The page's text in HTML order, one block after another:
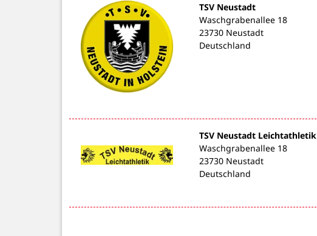
TSV Neustadt
Waschgrabenallee 18
23730 Neustadt
Deutschland
TSV Neustadt Leichtathletik
Waschgrabenallee 18
23730 Neustadt
Deutschland